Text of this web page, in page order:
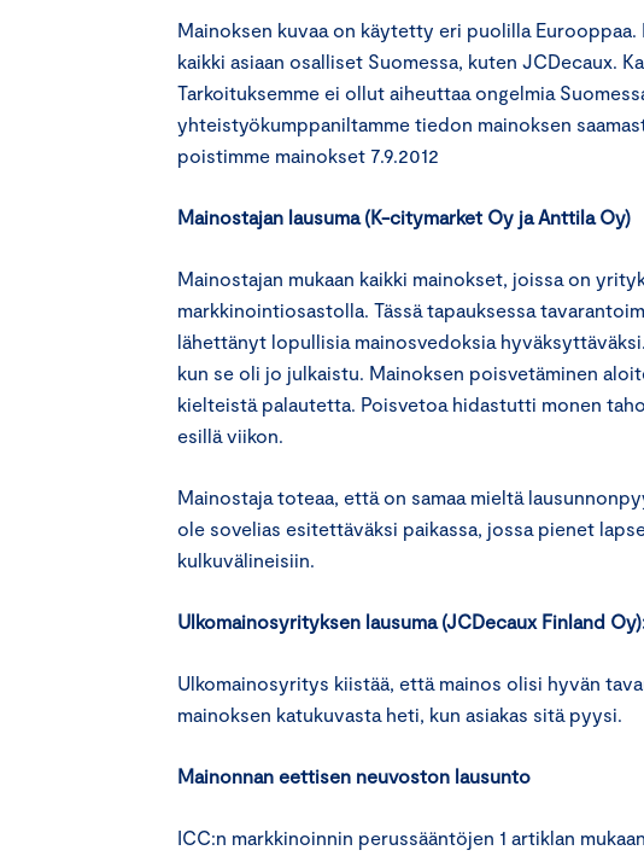
Mainoksen kuvaa on käytetty eri puolilla
kaikki asiaan osalliset Suomessa, kuten JCDecaux.
Tarkoituksemme ei ollut aiheuttaa ongelmia
yhteistyökumppaniltamme tiedon mainoksen
poistimme mainokset 7.9.2012
Mainostajan lausuma (K-citymarket Oy ja Anttila Oy)
Mainostajan mukaan kaikki mainokset, joissa on
markkinointiosastolla. Tässä tapauksessa
lähettänyt lopullisia mainosvedoksia
kun se oli jo julkaistu. Mainoksen poisvetäminen
kielteistä palautetta. Poisvetoa hidastutti monen
esillä viikon.
Mainostaja toteaa, että on samaa mieltä
ole sovelias esitettäväksi paikassa, jossa pienet
kulkuvälineisiin.
Ulkomainosyrityksen lausuma (JCDecaux Finland
Ulkomainosyritys kiistää, että mainos olisi hyvän
mainoksen katukuvasta heti, kun asiakas sitä pyysi.
Mainonnan eettisen neuvoston lausunto
ICC:n markkinoinnin perussääntöjen 1 artiklan